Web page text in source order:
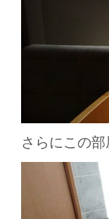
さらにこの